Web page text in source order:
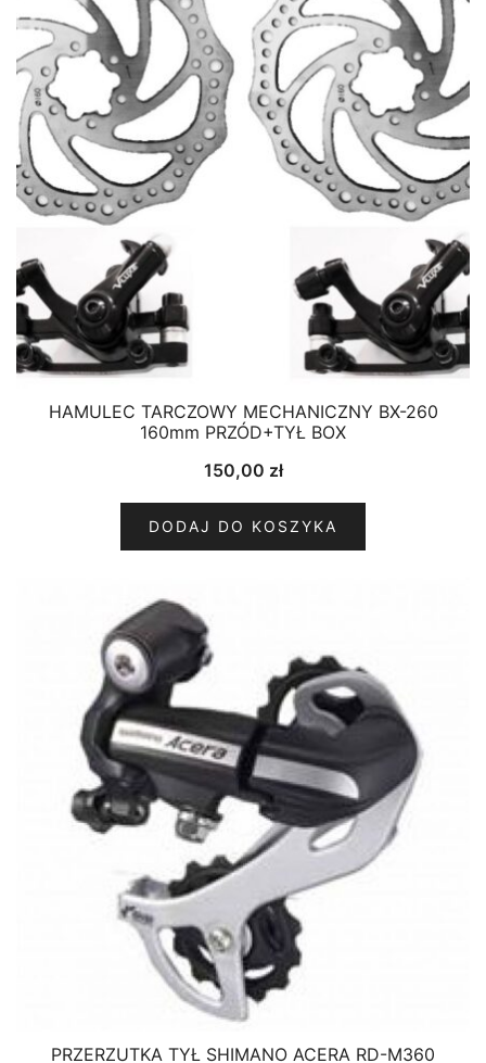
HAMULEC TARCZOWY MECHANICZNY BX-260
160mm PRZÓD+TYŁ BOX
150,00 zł
DODAJ DO KOSZYKA
PRZERZUTKA TYŁ SHIMANO ACERA RD-M360